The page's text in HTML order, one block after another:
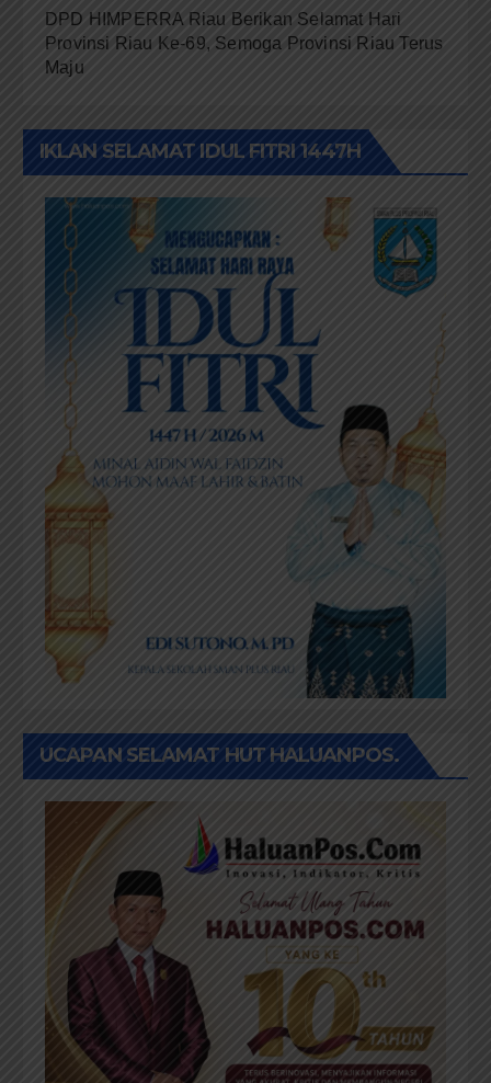
DPD HIMPERRA Riau Berikan Selamat Hari
Provinsi Riau Ke-69, Semoga Provinsi Riau Terus
Maju
IKLAN SELAMAT IDUL FITRI 1447H
UCAPAN SELAMAT HUT HALUANPOS.